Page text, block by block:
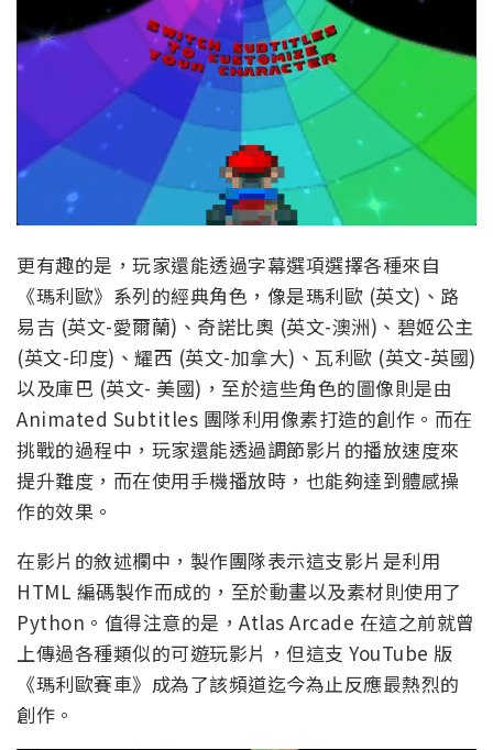
更有趣的是，玩家還能透過字幕選項選擇各種來自
《瑪利歐》系列的經典角色，像是瑪利歐 (英文)、路
易吉 (英文-愛爾蘭)、奇諾比奧 (英文-澳洲)、碧姬公主
(英文-印度)、耀西 (英文-加拿大)、瓦利歐 (英文-英國)
以及庫巴 (英文- 美國)，至於這些角色的圖像則是由
Animated Subtitles 團隊利用像素打造的創作。而在
挑戰的過程中，玩家還能透過調節影片的播放速度來
提升難度，而在使用手機播放時，也能夠達到體感操
作的效果。
在影片的敘述欄中，製作團隊表示這支影片是利用
HTML 編碼製作而成的，至於動畫以及素材則使用了
Python。值得注意的是，Atlas Arcade 在這之前就曾
上傳過各種類似的可遊玩影片，但這支 YouTube 版
《瑪利歐賽車》成為了該頻道迄今為止反應最熱烈的
創作。